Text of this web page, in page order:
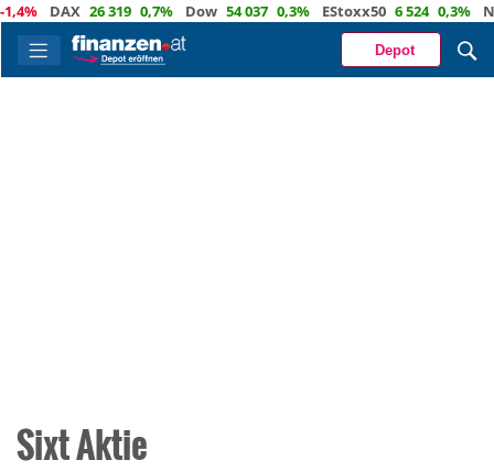
DAX 26 319 0,7% Dow 54 037 0,3% EStoxx50 6 524 0,3%
Depot
Sixt Aktie